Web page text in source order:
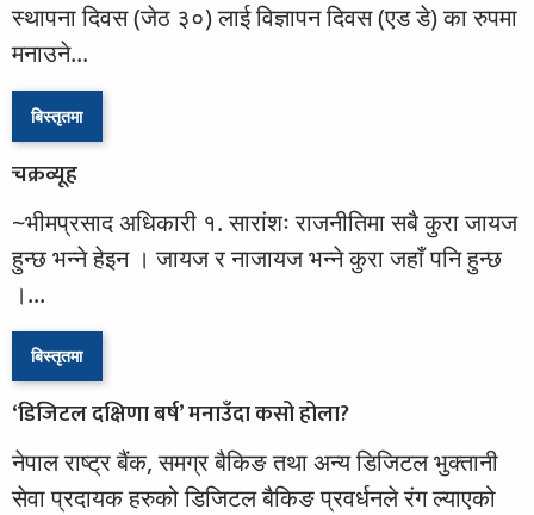
स्थापना दिवस (जेठ ३०) लाई विज्ञापन दिवस (एड डे) का रुपमा
मनाउने...
बिस्तृतमा
चक्रव्यूह
~भीमप्रसाद अधिकारी १. सारांश‌ः राजनीतिमा सबै कुरा जायज
हुन्छ भन्ने हेइन । जायज र नाजायज भन्ने कुरा जहाँ पनि हुन्छ
।...
बिस्तृतमा
‘डिजिटल दक्षिणा बर्ष’ मनाउँदा कसो होला?
नेपाल राष्ट्र बैंक, समग्र बैकिङ तथा अन्य डिजिटल भुक्तानी
सेवा प्रदायक हरुको डिजिटल बैकिङ प्रवर्धनले रंग ल्याएको